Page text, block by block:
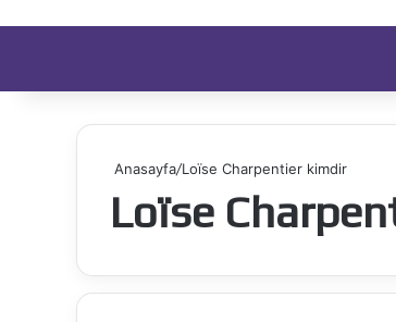
Anasayfa/Loïse Charpentier kimdir
Loïse